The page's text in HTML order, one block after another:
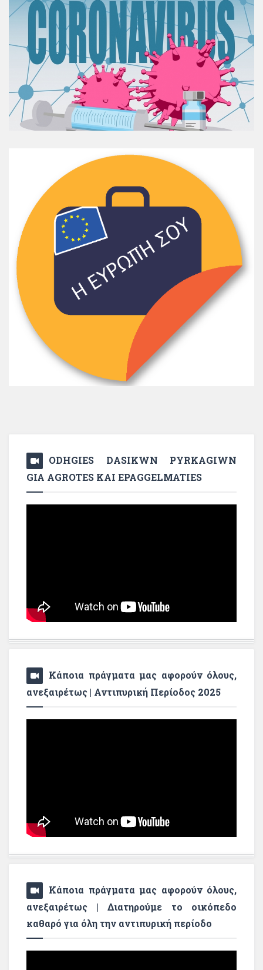
ODHGIES DASIKWN PYRKAGIWN
GIA AGROTES KAI EPAGGELMATIES
Κάποια πράγματα μας αφορούν όλους,
ανεξαιρέτως | Αντιπυρική Περίοδος 2025
Κάποια πράγματα μας αφορούν όλους,
ανεξαιρέτως | Διατηρούμε το οικόπεδο
καθαρό για όλη την αντιπυρική περίοδο